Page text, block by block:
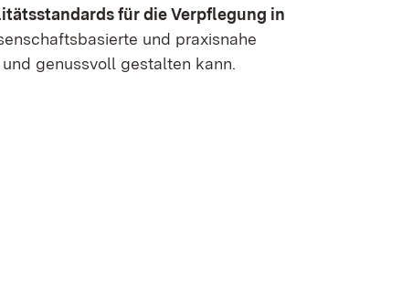
für die Verpflegung in
und praxisnahe
genussvoll gestalten kann.